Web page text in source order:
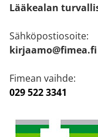
Lääkealan
Sähköpostiosoite:
kirjaamo@fimea.fi
Fimean vaihde:
029 522 3341